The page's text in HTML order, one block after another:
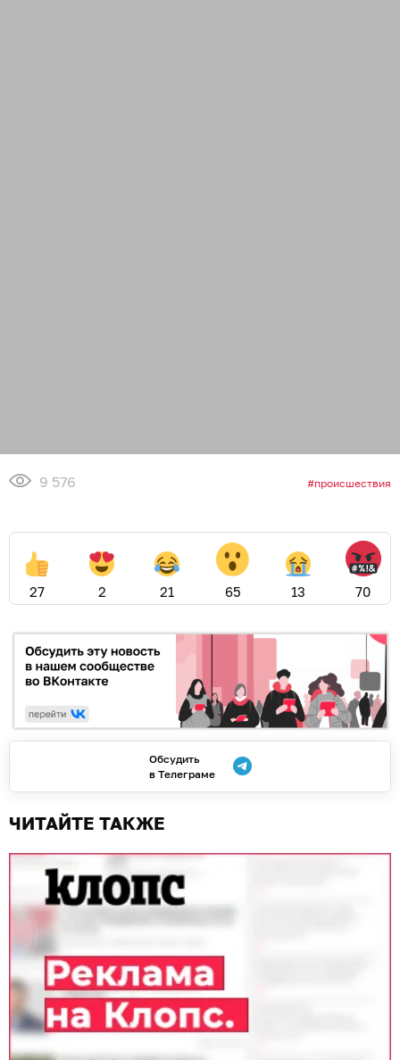
9 576 происшествия
27 2 21 65 13 70
Обсудить
в Телеграме
ЧИТАЙТЕ ТАКЖЕ